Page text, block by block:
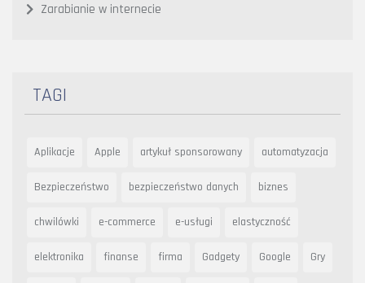
Zarabianie w internecie
TAGI
Aplikacje Apple artykuł sponsorowany automatyzacja
Bezpieczeństwo bezpieczeństwo danych biznes
chwilówki e-commerce e-usługi elastyczność
elektronika finanse firma Gadgety Google Gry